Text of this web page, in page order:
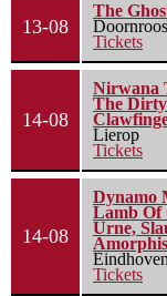
13-08
The
Tickets
14-08
Nirwana
The Dirty
Lierop
Tickets
14-08
Dynamo
Lamb Of
Urne,
Eindhoven
Tickets